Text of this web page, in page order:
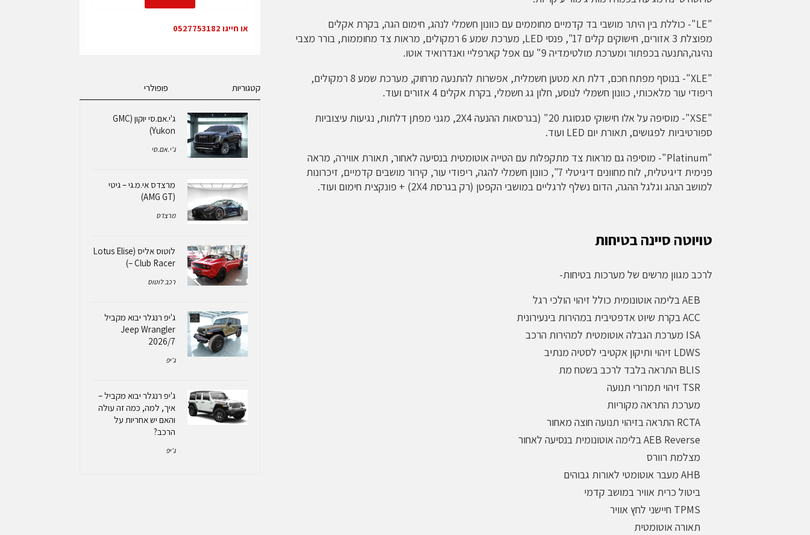
"LE"- כוללת בין היתר מושבי בד קדמיים מחוממים עם כוונון חשמלי לנהג, חימום הגה, בקרת אקלים
מפוצלת 3 אזורים, חישוקים קלים 17", פנסי LED, מערכת שמע 6 רמקולים, מראות צד מחוממות, בורר מצבי
נהיגה,התנעה בכפתור ומערכת מולטימדיה 9" עם אפל קארפליי ואנדרואיד אוטו.
"XLE"- בנוסף מפתח חכם, דלת תא מטען חשמלית, אפשרות להתנעה מרחוק, מערכת שמע 8 רמקולים,
ריפודי עור מלאכותי, כוונון חשמלי לנוסע, חלון גג חשמלי, בקרת אקלים 4 אזורים ועוד.
"XSE"- מוסיפה על אלו חישוקי סגסוגת 20" (בגרסאות ההנעה 2X4, מגני מפתן דלתות, נגיעות עיצוביות
ספורטיביות לפגושים, תאורת יום LED ועוד.
"Platinum"- מוסיפה גם מראות צד מתקפלות עם הטייה אוטומטית בנסיעה לאחור, תאורת אווירה, מראה
פנימית דיגיטלית, לוח מחוונים דיגיטלי 7", כוונון חשמלי להגה, ריפודי עור, קירור מושבים קדמיים, זיכרונות
למושב הנהג וגלגל ההגה, הדום נשלף לרגליים במושבי הקפטן (רק בגרסת 2X4) + פונקצית חימום ועוד.
טויוטה סיינה בטיחות
לרכב מגוון מרשים של מערכות בטיחות-
AEB בלימה אוטונומית כולל זיהוי הולכי רגל
ACC בקרת שיוט אדפטיבית במהירות בינעירונית
ISA מערכת הגבלה אוטומטית למהירות הרכב
LDWS זיהוי ותיקון אקטיבי לסטיה מנתיב
BLIS התראה בלבד לרכב בשטח מת
TSR זיהוי תמרורי תנועה
מערכת התראה מקוריות
RCTA התראה בזיהוי תנועה חוצה מאחור
AEB Reverse בלימה אוטונומית בנסיעה לאחור
מצלמת רוורס
AHB מעבר אוטומטי לאורות גבוהים
ביטול כרית אוויר במושב קדמי
TPMS חיישני לחץ אוויר
תאורה אוטומטית
או חייגו 0527753182
פופולרי קטגוריות
ג'י.אם.סי יוקון (GMC
Yukon)
ג'י.אם.סי
מרצדס אי.מ.גי – גיטי
(AMG GT)
מרצדס
לוטוס אליס (Lotus Elise
– Club Racer)
רכב לוטוס
ג'יפ רנגלר יבוא מקביל
Jeep Wrangler
2026/7
ג'יפ
ג'יפ רנגלר יבוא מקביל –
איך, למה, כמה זה עולה
והאם יש אחריות על
הרכב?
ג'יפ